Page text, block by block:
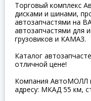
Торговый комплекс
дисками и шинами,
автозапчастями на
автозапчастями для
грузовиков и КАМАЗ.
Каталог
отличной цене!
Компания АвтоМОЛЛ
адресу: МКАД 55 км,